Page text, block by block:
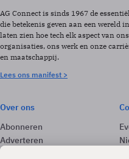
AG Connect is sinds 1967 de
die betekenis geven aan een wereld
laten zien hoe tech elk aspect van
organisaties, ons werk en onze
en maatschappij.
Lees ons manifest >
Over ons
Abonneren
Adverteren